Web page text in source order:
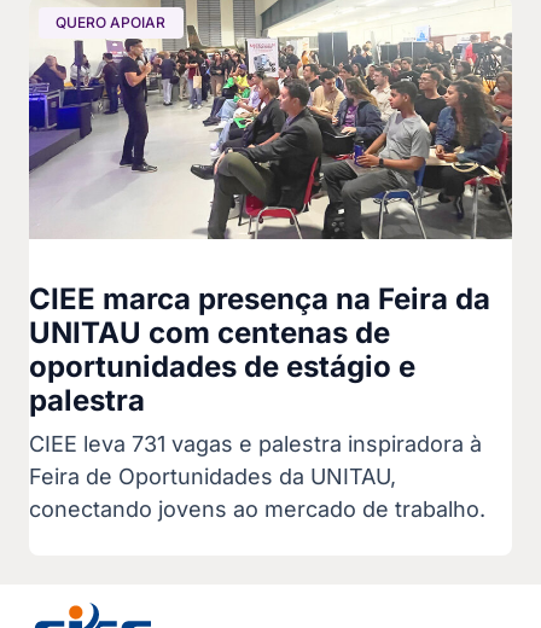
QUERO APOIAR
CIEE marca presença na Feira da
UNITAU com centenas de
oportunidades de estágio e
palestra
CIEE leva 731 vagas e palestra inspiradora à
Feira de Oportunidades da UNITAU,
conectando jovens ao mercado de trabalho.